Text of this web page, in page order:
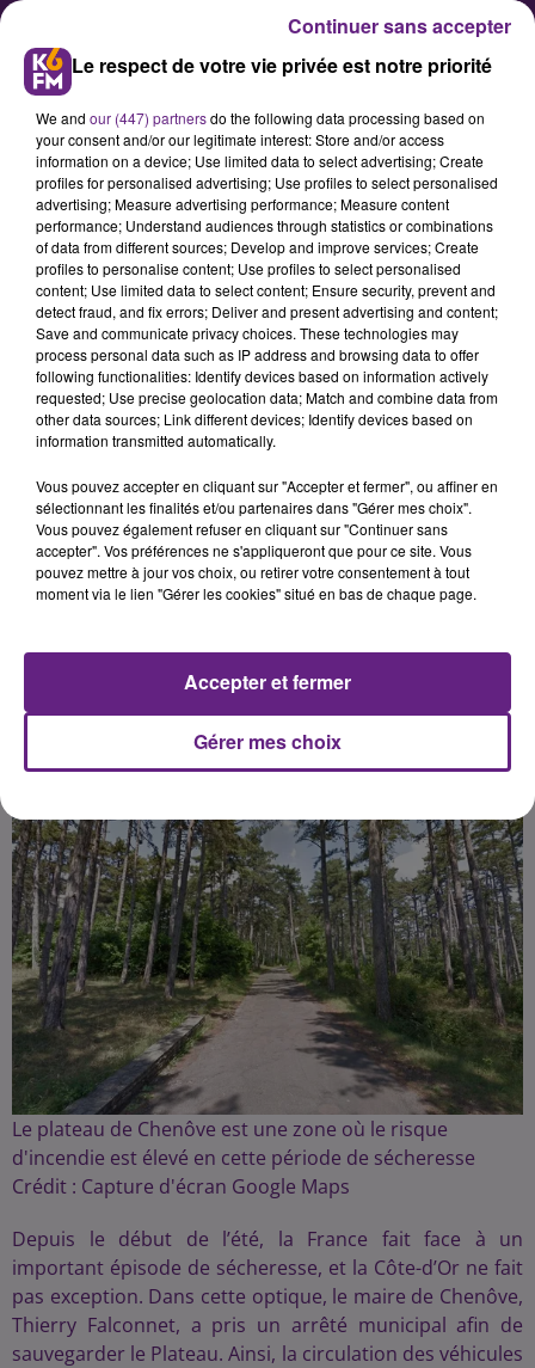
Interdiction de fumer et de faire
des barbecues sur le Plateau de
Chenôve
En raison de la sécheresse qui
touche la Côte-d’Or depuis le début
de l’été, le maire de Chenôve,
municipal interdisant notamment
de fumer, de circuler avec des
véhicules motorisés et de faire des
barbecues sur le Plateau.
Publié : 11 août 2022 à 12h00 par Dimitri Coutand
Le plateau de Chenôve est une zone où le risque
d'incendie est élevé en cette période de sécheresse
Crédit : Capture d'écran Google Maps
Depuis le début de l’été, la France fait face à un
important épisode de sécheresse, et la Côte-d’Or ne fait
pas exception. Dans cette optique, le maire de Chenôve,
Thierry Falconnet, a pris un arrêté municipal afin de
sauvegarder le Plateau. Ainsi, la circulation des véhicules
Le respect de votre vie privée est notre priorité
We and our (447) partnersdo the following data processing based on
your consent and/or our legitimate interest: Store and/or access
information on a device; Use limited data to select advertising; Create
profiles for personalised advertising; Use profiles to select personalised
advertising; Measure advertising performance; Measure content
performance; Understand audiences through statistics or combinations
of data from different sources; Develop and improve services; Create
profiles to personalise content; Use profiles to select personalised
content; Use limited data to select content; Ensure security, prevent and
detect fraud, and fix errors; Deliver and present advertising and content;
Save and communicate privacy choices. These technologies may
process personal data such as IP address and browsing data to offer
following functionalities: Identify devices based on information actively
requested; Use precise geolocation data; Match and combine data from
other data sources; Link different devices; Identify devices based on
information transmitted automatically.
Vous pouvez accepter en cliquant sur "Accepter et fermer", ou affiner en
sélectionnant les finalités et/ou partenaires dans "Gérer mes choix".
Vous pouvez également refuser en cliquant sur "Continuer sans
accepter". Vos préférences ne s'appliqueront que pour ce site. Vous
pouvez mettre à jour vos choix, ou retirer votre consentement à tout
moment via le lien "Gérer les cookies" situé en bas de chaque page.
Gérer mes choix
Accepter et fermer
Continuer sans accepter